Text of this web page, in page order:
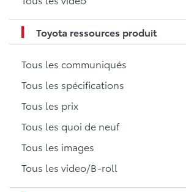
Toyota ressources produit
Tous les communiqués
Tous les spécifications
Tous les prix
Tous les quoi de neuf
Tous les images
Tous les video/B-roll